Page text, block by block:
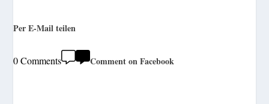
Per E-Mail teilen
0 Comments Comment on Facebook